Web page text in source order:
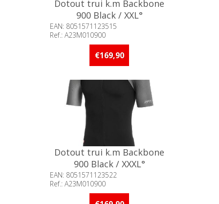
Dotout trui k.m Backbone
900 Black / XXL°
EAN: 8051571123515
Ref.: A23M010900
Beschikbaarheid:: Minder dan 5
stuks op voorraad
€169,90
Dotout trui k.m Backbone
900 Black / XXXL°
EAN: 8051571123522
Ref.: A23M010900
Beschikbaarheid:: Minder dan 5
stuks op voorraad